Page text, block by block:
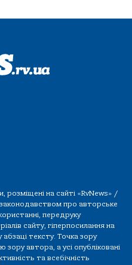
розміщені на сайті «RvNews» /
про авторське
передруку
сайту, гіперпосилання на
тексту. Точка зору
зору автора, а усі опубліковані
та всебічність